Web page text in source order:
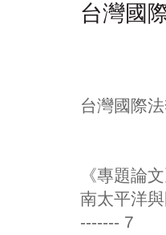
台灣國
台灣國際
《專題論文
南太平洋
------- 7